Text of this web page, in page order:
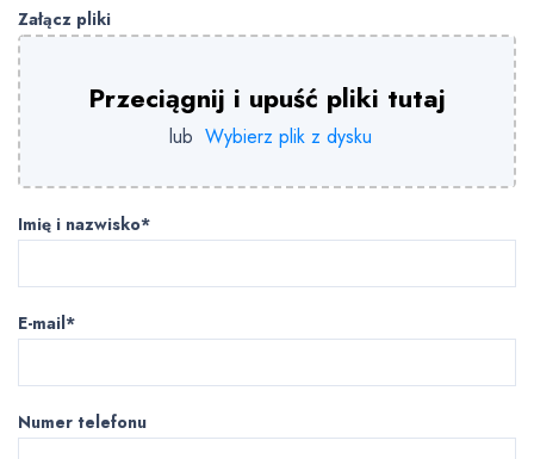
Załącz pliki
Przeciągnij i upuść pliki tutaj
lub Wybierz plik z dysku
Imię i nazwisko*
E-mail*
Numer telefonu